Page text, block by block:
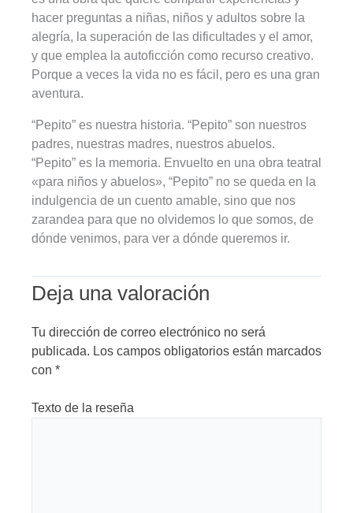
hacer preguntas a niñas, niños y adultos sobre la
alegría, la superación de las dificultades y el amor,
y que emplea la autoficción como recurso creativo.
Porque a veces la vida no es fácil, pero es una gran
aventura.
“Pepito” es nuestra historia. “Pepito” son nuestros
padres, nuestras madres, nuestros abuelos.
“Pepito” es la memoria. Envuelto en una obra teatral
«para niños y abuelos», “Pepito” no se queda en la
indulgencia de un cuento amable, sino que nos
zarandea para que no olvidemos lo que somos, de
dónde venimos, para ver a dónde queremos ir.
Deja una valoración
Tu dirección de correo electrónico no será
publicada. Los campos obligatorios están marcados
con *
Texto de la reseña